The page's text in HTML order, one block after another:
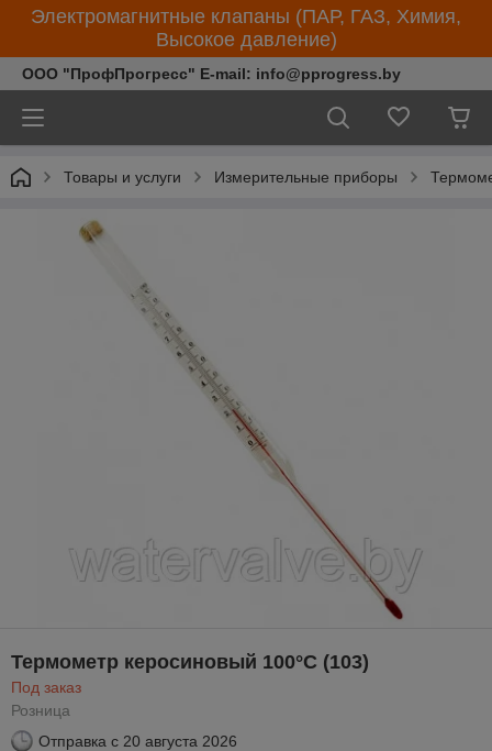
Электромагнитные клапаны (ПАР, ГАЗ, Химия,
Высокое давление)
ООО "ПрофПрогресс" E-mail: info@pprogress.by
Товары и услуги Измерительные приборы
Термометр керосиновый 100°C (103)
Под заказ
Розница
Отправка с 20 августа 2026